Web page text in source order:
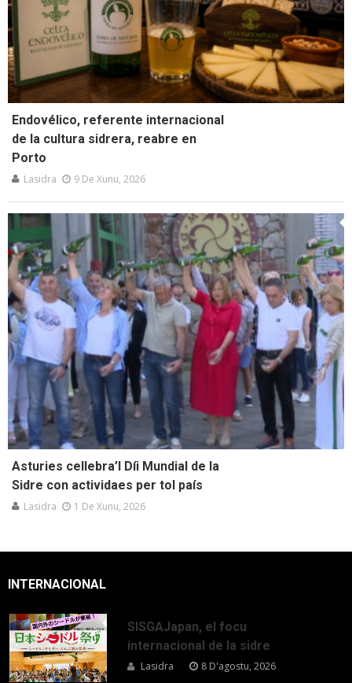
Endovélico, referente internacional
de la cultura sidrera, reabre en
Porto
Lasidra 9 De Xunu, 2026
Asturies cellebra’l Díi Mundial de la
Sidre con actividaes per tol país
Lasidra 1 De Xunu, 2026
INTERNACIONAL
SISGAJapan, el focu
internacional de la sidre
Lasidra 8 D'agostu, 2026